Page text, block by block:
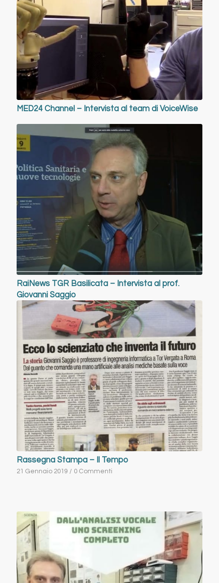
MED24 Channel – Intervista al team di VoiceWise
RaiNews TGR Basilicata – Intervista al prof.
Giovanni Saggio
Rassegna Stampa – Il Tempo
21 Gennaio 2019 / 0 Commenti